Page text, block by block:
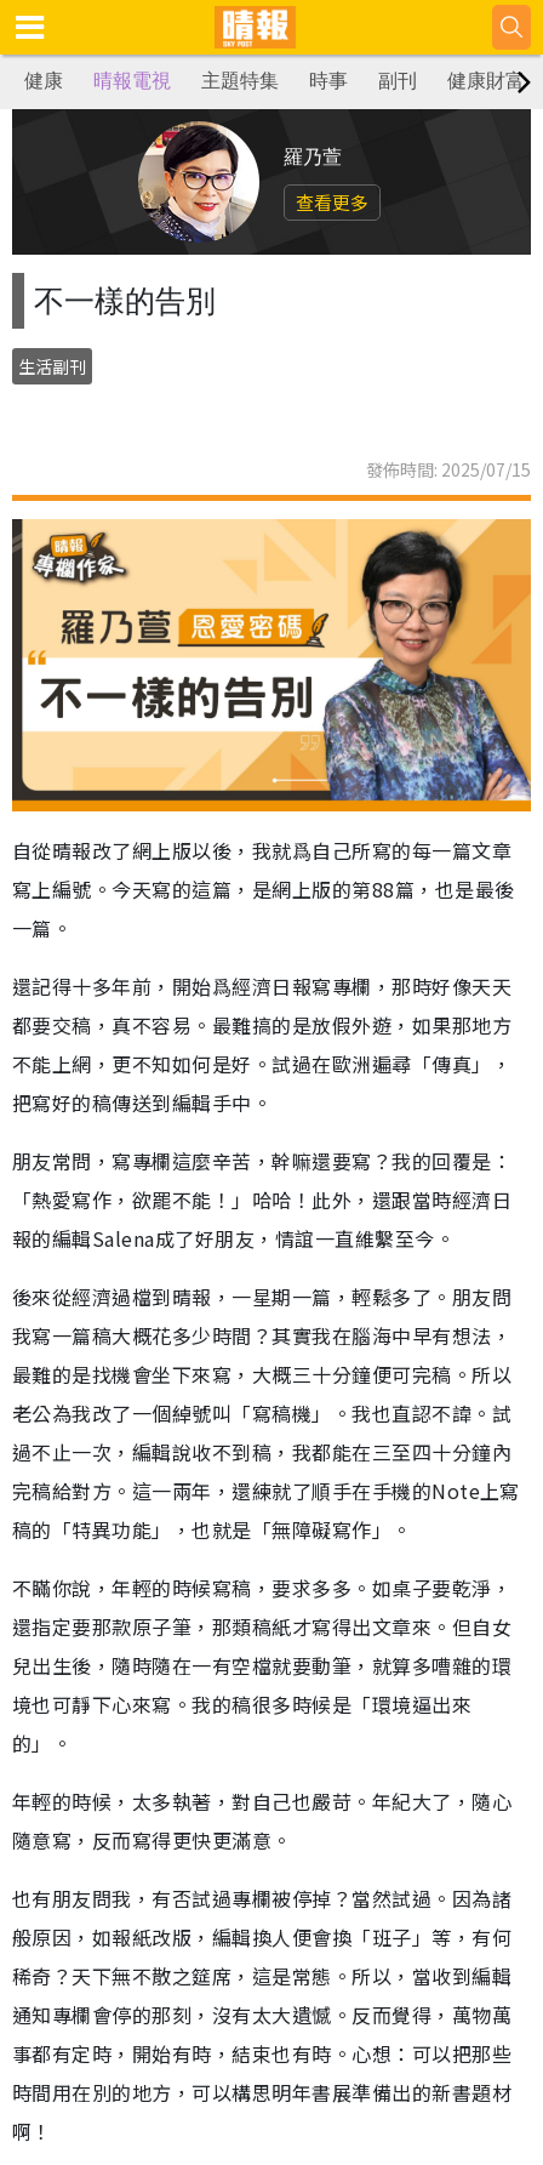
健康 晴報電視 主題特集 時事 副刊 健康財富
羅乃萱
查看更多
不一樣的告別
生活副刊
發佈時間: 2025/07/15
自從晴報改了網上版以後，我就爲自己所寫的每一篇文章
寫上編號。今天寫的這篇，是網上版的第88篇，也是最後
一篇。
還記得十多年前，開始爲經濟日報寫專欄，那時好像天天
都要交稿，真不容易。最難搞的是放假外遊，如果那地方
不能上網，更不知如何是好。試過在歐洲遍尋「傳真」，
把寫好的稿傳送到編輯手中。
朋友常問，寫專欄這麼辛苦，幹嘛還要寫？我的回覆是：
「熱愛寫作，欲罷不能！」哈哈！此外，還跟當時經濟日
報的編輯Salena成了好朋友，情誼一直維繫至今。
後來從經濟過檔到晴報，一星期一篇，輕鬆多了。朋友問
我寫一篇稿大概花多少時間？其實我在腦海中早有想法，
最難的是找機會坐下來寫，大概三十分鐘便可完稿。所以
老公為我改了一個綽號叫「寫稿機」。我也直認不諱。試
過不止一次，編輯說收不到稿，我都能在三至四十分鐘內
完稿給對方。這一兩年，還練就了順手在手機的Note上寫
稿的「特異功能」，也就是「無障礙寫作」。
不瞞你說，年輕的時候寫稿，要求多多。如桌子要乾淨，
還指定要那款原子筆，那類稿紙才寫得出文章來。但自女
兒出生後，隨時隨在一有空檔就要動筆，就算多嘈雜的環
境也可靜下心來寫。我的稿很多時候是「環境逼出來
的」。
年輕的時候，太多執著，對自己也嚴苛。年紀大了，隨心
隨意寫，反而寫得更快更滿意。
也有朋友問我，有否試過專欄被停掉？當然試過。因為諸
般原因，如報紙改版，編輯換人便會換「班子」等，有何
稀奇？天下無不散之筵席，這是常態。所以，當收到編輯
通知專欄會停的那刻，沒有太大遺憾。反而覺得，萬物萬
事都有定時，開始有時，結束也有時。心想：可以把那些
時間用在別的地方，可以構思明年書展準備出的新書題材
啊！